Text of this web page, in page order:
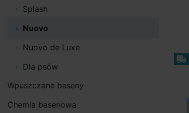
Splash
Nuovo
Nuovo de Luxe
Dla psów
Wpuszczane baseny
Chemia basenowa